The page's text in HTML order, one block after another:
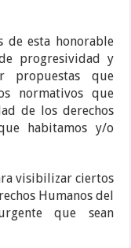
de esta honorable
progresividad y
propuestas que
normativos que
de los derechos
habitamos y/o
visibilizar ciertos
Humanos del
que sean